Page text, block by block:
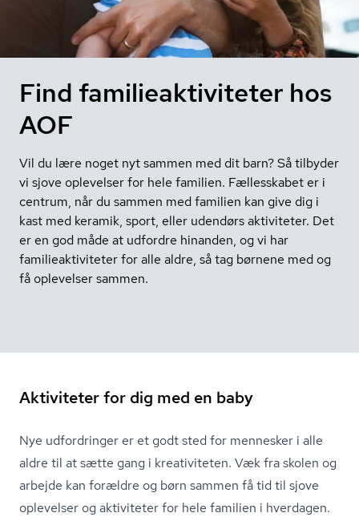
Find familieaktiviteter hos
AOF
Vil du lære noget nyt sammen med dit barn? Så tilbyder
vi sjove oplevelser for hele familien. Fællesskabet er i
centrum, når du sammen med familien kan give dig i
kast med keramik, sport, eller udendørs aktiviteter. Det
er en god måde at udfordre hinanden, og vi har
familieaktiviteter for alle aldre, så tag børnene med og
få oplevelser sammen.
Aktiviteter for dig med en baby
Nye udfordringer er et godt sted for mennesker i alle
aldre til at sætte gang i kreativiteten. Væk fra skolen og
arbejde kan forældre og børn sammen få tid til sjove
oplevelser og aktiviteter for hele familien i hverdagen.